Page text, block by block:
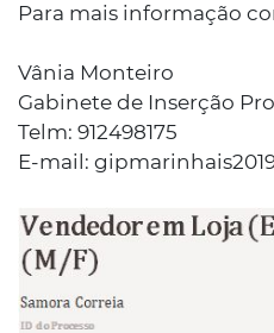
Para mais informação
Vânia Monteiro
Gabinete de Inserção
Telm: 912498175
E-mail: